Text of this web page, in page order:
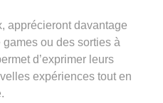
apprécieront davantage
games ou des sorties à
d’exprimer leurs
expériences tout en